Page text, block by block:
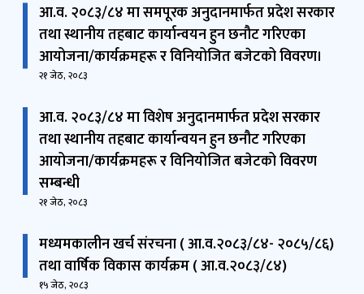
श्री रेशु अर्याल ढुङ्गाना
सदस्य
प्रा.डा. सुदन झा
सदस्य
डा. पुकार मल्ल
सदस्य
pukar.malla@npc.gov.np
आ.व. २०८३/८४ मा समपूरक अनुदानमार्फत प्रदेश सरकार
तथा स्थानीय तहबाट कार्यान्वयन हुन छनौट गरिएका
आयोजना/कार्यक्रमहरू र विनियोजित बजेटको विवरण।
२१ जेठ, २०८३
आ.व. २०८३/८४ मा विशेष अनुदानमार्फत प्रदेश सरकार
तथा स्थानीय तहबाट कार्यान्वयन हुन छनौट गरिएका
आयोजना/कार्यक्रमहरू र विनियोजित बजेटको विवरण
सम्बन्धी
२१ जेठ, २०८३
मध्यमकालीन खर्च संरचना ( आ.व.२०८३/८४- २०८५/८६)
तथा वार्षिक विकास कार्यक्रम ( आ.व.२०८३/८४)
१५ जेठ, २०८३